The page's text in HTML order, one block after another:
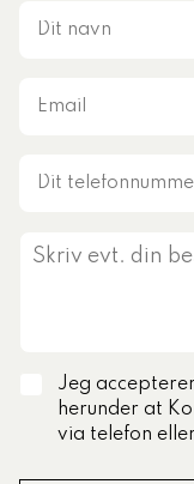
Jeg
herunder at
via telefon